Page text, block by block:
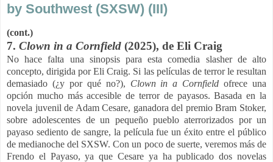
by Southwest (SXSW) (III)
(cont.)
7. Clown in a Cornfield (2025), de Eli Craig
No hace falta una sinopsis para esta comedia slasher de alto
concepto, dirigida por Eli Craig. Si las películas de terror le resultan
demasiado (¿y por qué no?), Clown in a Cornfield ofrece una
opción mucho más accesible de terror de payasos. Basada en la
novela juvenil de Adam Cesare, ganadora del premio Bram Stoker,
sobre adolescentes de un pequeño pueblo aterrorizados por un
payaso sediento de sangre, la película fue un éxito entre el público
de medianoche del SXSW. Con un poco de suerte, veremos más de
Frendo el Payaso, ya que Cesare ya ha publicado dos novelas